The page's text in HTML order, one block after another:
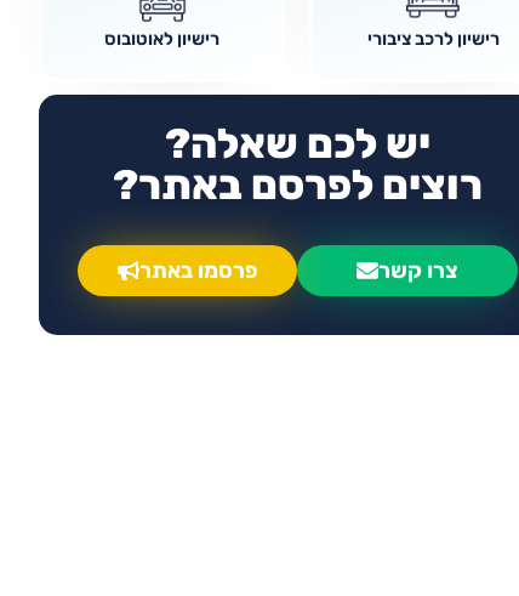
רישיון לרכב ציבורי רישיון לאוטובוס
יש לכם שאלה?
רוצים לפרסם באתר?
צרו קשר פרסמו באתר